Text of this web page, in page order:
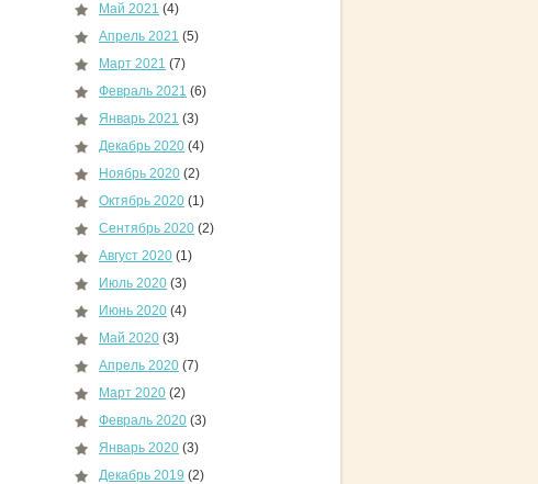
Май 2021 (4)
Апрель 2021 (5)
Март 2021 (7)
Февраль 2021 (6)
Январь 2021 (3)
Декабрь 2020 (4)
Ноябрь 2020 (2)
Октябрь 2020 (1)
Сентябрь 2020 (2)
Август 2020 (1)
Июль 2020 (3)
Июнь 2020 (4)
Май 2020 (3)
Апрель 2020 (7)
Март 2020 (2)
Февраль 2020 (3)
Январь 2020 (3)
Декабрь 2019 (2)